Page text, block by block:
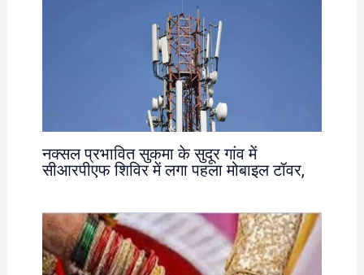
नक्सल प्रभावित सुकमा के सुदूर गांव में
सीआरपीएफ शिविर में लगा पहला मोबाइल टॉवर,